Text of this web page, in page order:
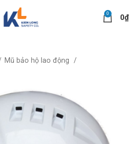
0 0₫
Mũ bảo hộ lao động